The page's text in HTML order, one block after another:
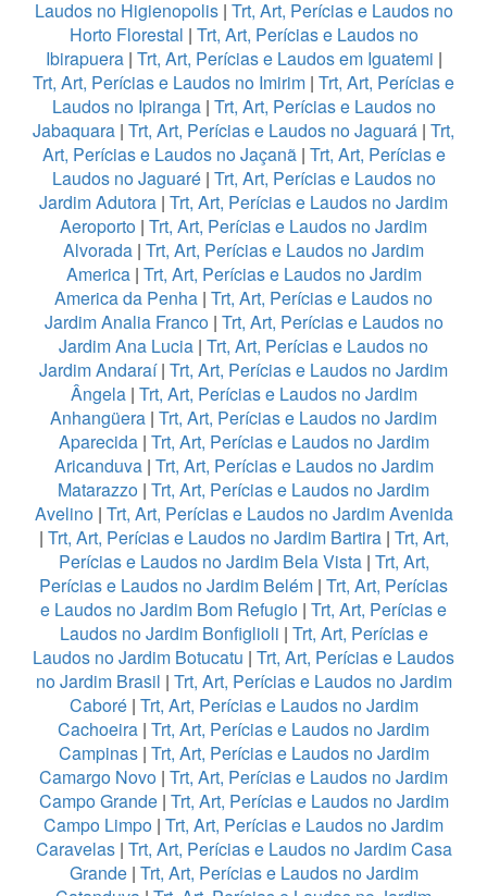
Laudos no Higienopolis| Trt, Art, Perícias e Laudos no
Horto Florestal | Trt, Art, Perícias e Laudos no
Ibirapuera| Trt, Art, Perícias e Laudos em Iguatemi |
Trt, Art, Perícias e Laudos no Imirim | Trt, Art, Perícias e
Laudos no Ipiranga| Trt, Art, Perícias e Laudos no
Jabaquara | Trt, Art, Perícias e Laudos no Jaguará | Trt,
Art, Perícias e Laudos no Jaçanã| Trt, Art, Perícias e
Laudos no Jaguaré| Trt, Art, Perícias e Laudos no
Jardim Adutora | Trt, Art, Perícias e Laudos no Jardim
Aeroporto | Trt, Art, Perícias e Laudos no Jardim
Alvorada | Trt, Art, Perícias e Laudos no Jardim
America| Trt, Art, Perícias e Laudos no Jardim
America da Penha | Trt, Art, Perícias e Laudos no
Jardim Analia Franco| Trt, Art, Perícias e Laudos no
Jardim Ana Lucia | Trt, Art, Perícias e Laudos no
Jardim Andaraí| Trt, Art, Perícias e Laudos no Jardim
Ângela| Trt, Art, Perícias e Laudos no Jardim
Anhangüera | Trt, Art, Perícias e Laudos no Jardim
Aparecida| Trt, Art, Perícias e Laudos no Jardim
Aricanduva| Trt, Art, Perícias e Laudos no Jardim
Matarazzo | Trt, Art, Perícias e Laudos no Jardim
Avelino| Trt, Art, Perícias e Laudos no Jardim Avenida
| Trt, Art, Perícias e Laudos no Jardim Bartira| Trt, Art,
Perícias e Laudos no Jardim Bela Vista| Trt, Art,
Perícias e Laudos no Jardim Belém | Trt, Art, Perícias
e Laudos no Jardim Bom Refugio | Trt, Art, Perícias e
Laudos no Jardim Bonfiglioli | Trt, Art, Perícias e
Laudos no Jardim Botucatu | Trt, Art, Perícias e Laudos
no Jardim Brasil | Trt, Art, Perícias e Laudos no Jardim
Caboré| Trt, Art, Perícias e Laudos no Jardim
Cachoeira | Trt, Art, Perícias e Laudos no Jardim
Campinas| Trt, Art, Perícias e Laudos no Jardim
Camargo Novo | Trt, Art, Perícias e Laudos no Jardim
Campo Grande| Trt, Art, Perícias e Laudos no Jardim
Campo Limpo | Trt, Art, Perícias e Laudos no Jardim
Caravelas| Trt, Art, Perícias e Laudos no Jardim Casa
Grande| Trt, Art, Perícias e Laudos no Jardim